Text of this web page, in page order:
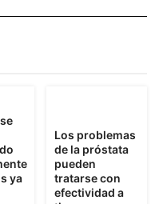
ya
Los problemas
de la próstata
pueden
tratarse con
efectividad a